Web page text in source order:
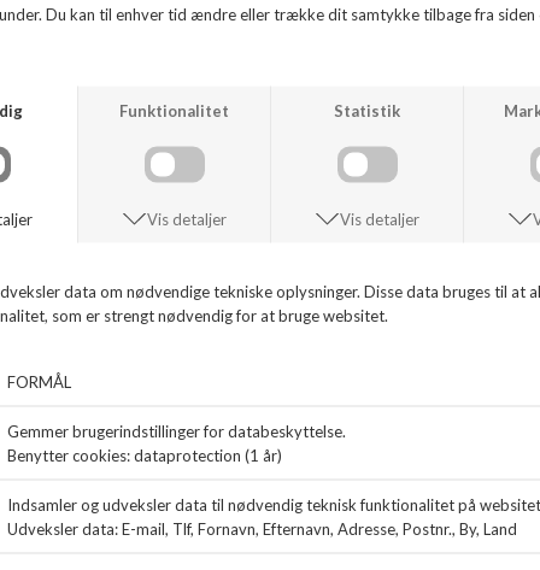
ART MASTER
ART MASTER